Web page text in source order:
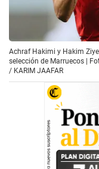
Achraf Hakimi y Hakim
selección de Marruecos |
/ KARIM JAAFAR